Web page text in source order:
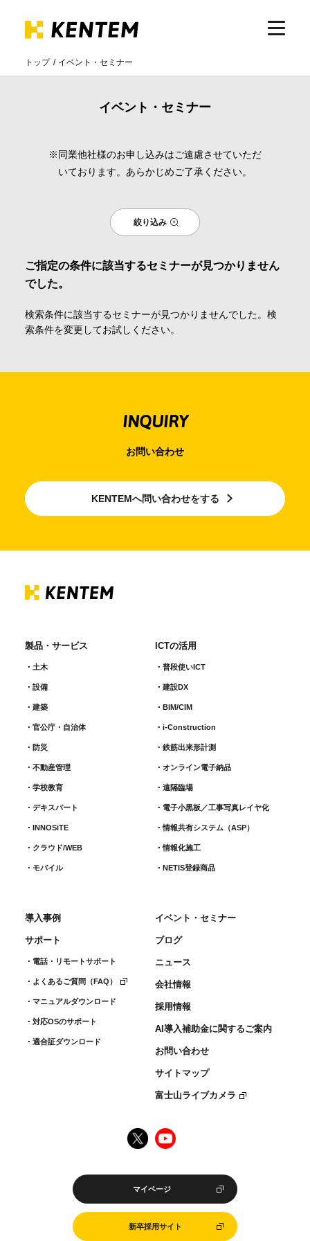
導入事例
イベント・セミナー
会社情報
採用情報
お問合せ・申込
サイト内検索
トップ イベント・セミナー
イベント・セミナー
※同業他社様のお申し込みはご遠慮させていただ
いております。あらかじめご了承ください。
絞り込み
ご指定の条件に該当するセミナーが見つかりません
でした。
検索条件に該当するセミナーが見つかりませんでした。検
索条件を変更してお試しください。
INQUIRY
お問い合わせ
KENTEMへ問い合わせをする
製品・サービス
土木
設備
建築
官公庁・自治体
防災
不動産管理
学校教育
デキスパート
INNOSiTE
クラウド/WEB
モバイル
ICTの活用
普段使いICT
建設DX
BIM/CIM
i-Construction
鉄筋出来形計測​
オンライン電子納品
遠隔臨場
電子小黒板／工事写真レイヤ化
情報共有システム（ASP）
情報化施工
NETIS登録商品
導入事例
サポート
電話・リモートサポート
よくあるご質問（FAQ）
マニュアルダウンロード
対応OSのサポート
適合証ダウンロード
イベント・セミナー
ブログ
ニュース
会社情報
採用情報
AI導入補助金に関するご案内
お問い合わせ
サイトマップ
富士山ライブカメラ
マイページ
新卒採用サイト